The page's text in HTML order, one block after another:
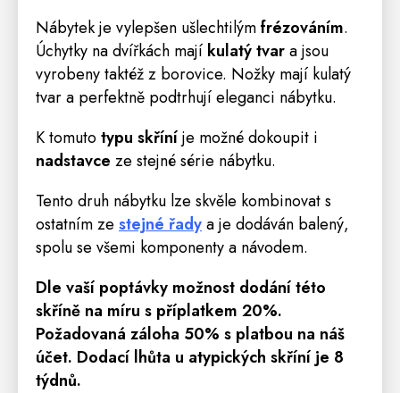
Nábytek je vylepšen ušlechtilýmfrézováním.
Úchytky na dvířkách mají kulatý tvara jsou
vyrobeny taktéž z borovice. Nožky mají kulatý
tvar a perfektně podtrhují eleganci nábytku.
K tomutotypu skříníje možné dokoupit i
nadstavce ze stejné série nábytku.
Tento druh nábytku lze skvěle kombinovat s
ostatním ze stejné řadya je dodáván balený,
spolu se všemi komponenty a návodem.
Dle vaší poptávky možnost dodání této
skříně na míru s příplatkem 20%.
Požadovaná záloha 50% s platbou na náš
účet. Dodací lhůta u atypických skříní je 8
týdnů.